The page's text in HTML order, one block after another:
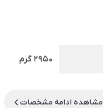
2950 گرم
مشاهده ادامه مشخصات